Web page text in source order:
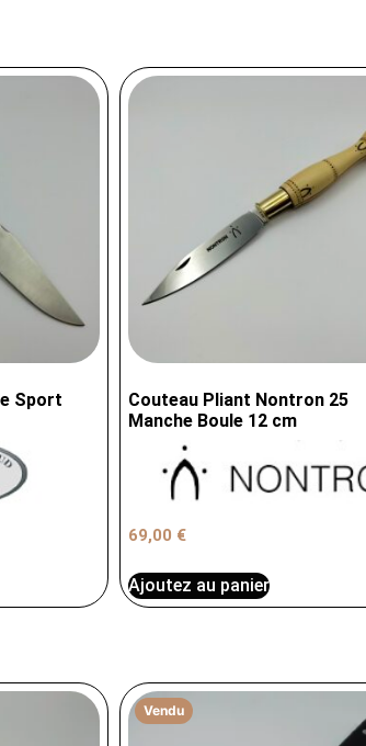
Sport
Couteau Pliant Nontron 25
Manche Boule 12 cm
69,00 €
Ajoutez au panier
Vendu